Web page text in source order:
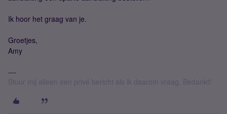
Ik hoor het graag van je.
Groetjes,
Amy
Stuur mij alleen een privé bericht als ik daarom vraag. Bedankt!